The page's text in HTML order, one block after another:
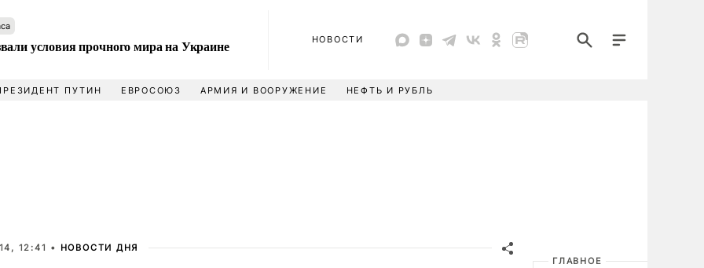
условия прочного мира на Украине НОВОСТИ
ПУТИН ЕВРОСОЮЗ АРМИЯ И ВООРУЖЕНИЕ НЕФТЬ И РУБЛЬ
12:41 • НОВОСТИ ДНЯ
ГЛАВНОЕ